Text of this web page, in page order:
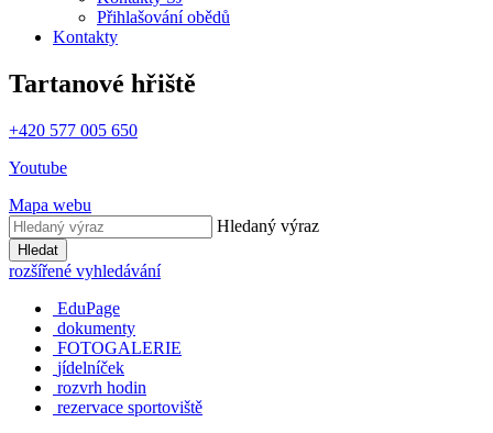
Přihlašování obědů
Kontakty
Tartanové hřiště
+420 577 005 650
Youtube
Mapa webu
Hledaný výraz
Hledat
rozšířené vyhledávání
EduPage
dokumenty
FOTOGALERIE
jídelníček
rozvrh hodin
rezervace sportoviště